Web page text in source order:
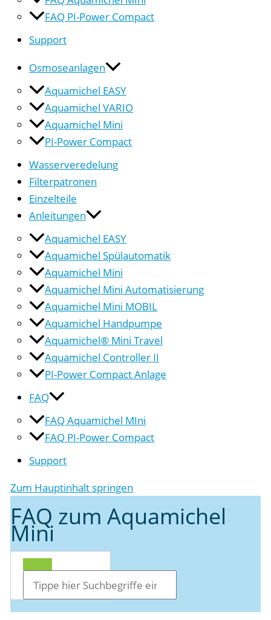
FAQ PI-Power Compact
Support
Osmoseanlagen
Aquamichel EASY
Aquamichel VARIO
Aquamichel Mini
PI-Power Compact
Wasserveredelung
Filterpatronen
Einzelteile
Anleitungen
Aquamichel EASY
Aquamichel Spülautomatik
Aquamichel Mini
Aquamichel Mini Automatisierung
Aquamichel Mini MOBIL
Aquamichel Handpumpe
Aquamichel® Mini Travel
Aquamichel Controller II
PI-Power Compact Anlage
FAQ
FAQ Aquamichel MIni
FAQ PI-Power Compact
Support
Zum Hauptinhalt springen
FAQ zum Aquamichel
Mini